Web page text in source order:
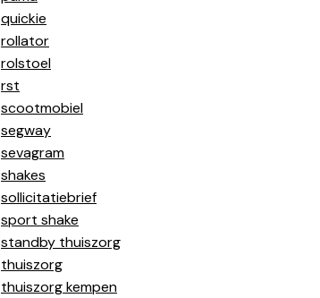
quickie
rollator
rolstoel
rst
scootmobiel
segway
sevagram
shakes
sollicitatiebrief
sport shake
standby thuiszorg
thuiszorg
thuiszorg kempen